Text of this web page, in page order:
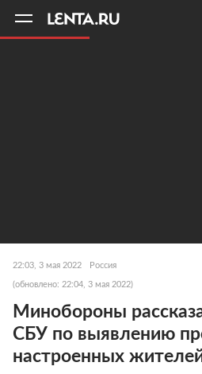
22:03, 3 мая 2022 Россия
(обновлено: 22:04, 3 мая 2022)
Минобороны
СБУ по выявлению
настроенных